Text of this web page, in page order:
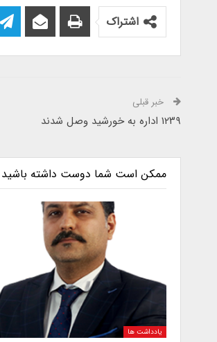
اشتراک
خبر قبلی
۱۲۳۹ اداره به خورشید وصل شدند
ممکن است شما دوست داشته باشید
یادداشت ها